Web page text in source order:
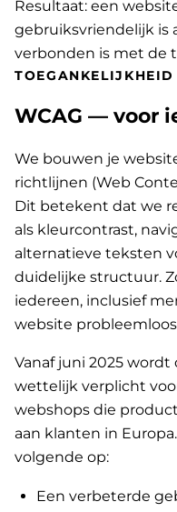
Resultaat: een
gebruiksvriendelijk is
verbonden is met de
TOEGANKELIJKHEID
WCAG — voor
We bouwen je
richtlijnen (Web
Dit betekent dat we
als kleurcontrast,
alternatieve teksten
duidelijke structuur.
iedereen, inclusief
website
Vanaf juni 2025
wettelijk verplicht
webshops die
aan klanten in
volgende op:
Een verbeterde